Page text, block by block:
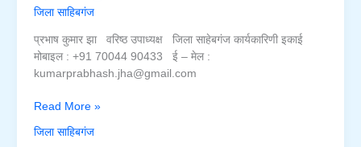
जिला साहिबगंज
प्रभाष कुमार झा वरिष्ठ उपाध्यक्ष जिला साहेबगंज कार्यकारिणी इकाई
मोबाइल : +91 70044 90433 ई – मेल :
kumarprabhash.jha@gmail.com
प्रभाष
कुमार
झा
Read More »
जिला साहिबगंज